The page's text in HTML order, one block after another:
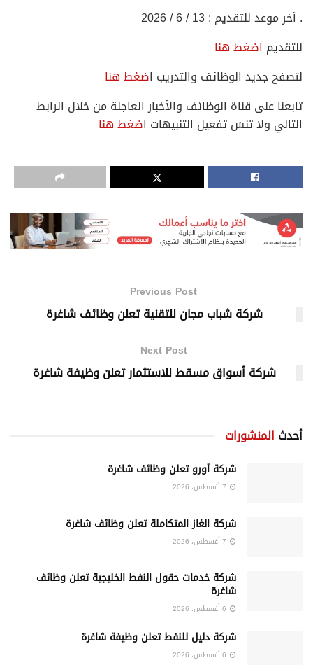
. آخر موعد للتقديم : 13 / 6 / 2026
للتقديم اضغط هنا
لتصفح جديد الوظائف والتدريب اضغط هنا
تابعنا على قناة الوظائف والأخبار العاجلة من خلال الرابط
التالي ولا تنسَ تفعيل التنبيهات اضغط هنا
Previous Post
شركة شباب مجان للتقنية تعلن وظائف شاغرة
Next Post
شركة أسواق مسقط للاستثمار تعلن وظيفة شاغرة
أحدث المنشورات
شركة أورو تعلن وظائف شاغرة
شركة الغاز المتكاملة تعلن وظائف شاغرة
شركة خدمات حقول النفط الخليجية تعلن وظائف
شاغرة
شركة دليل للنفط تعلن وظيفة شاغرة